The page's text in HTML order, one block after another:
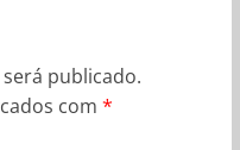
publicado.
com *